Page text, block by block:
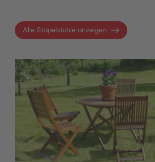
Alle Stapelstühle anzeigen